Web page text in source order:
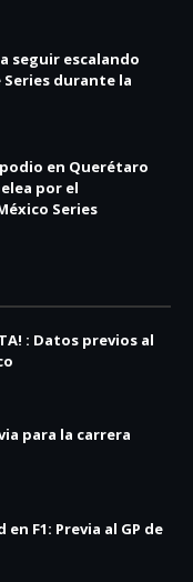
seguir escalando
durante la
en Querétaro
por el
Series
: Datos previos al
para la carrera
F1: Previa al GP de